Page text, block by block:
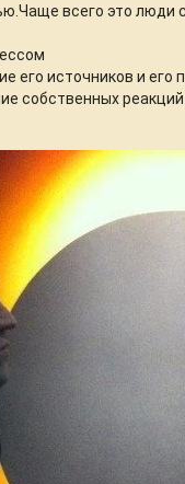
всего это люди
его источников и его
собственных